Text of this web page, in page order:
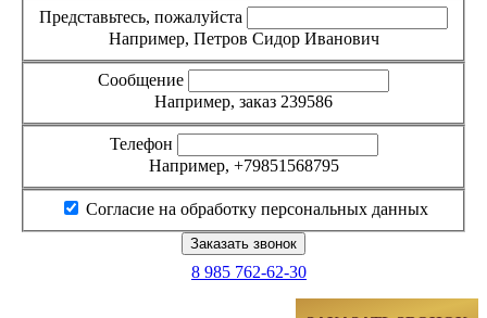
Представьтесь, пожалуйста
Например, Петров Сидор Иванович
Сообщение
Например, заказ 239586
Телефон
Например, +79851568795
Согласие на обработку персональных данных
8 985 762-62-30